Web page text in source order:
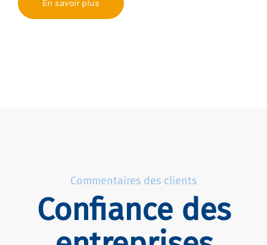
En savoir plus
Commentaires des clients
Confiance des